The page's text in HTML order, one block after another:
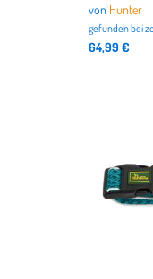
von Hunter
gefunden bei
64,99 €